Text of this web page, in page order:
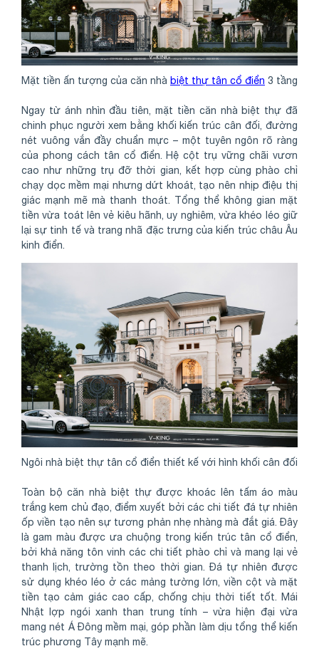
Mặt tiền ấn tượng của căn nhà biệt thự tân cổ điển 3 tầng
Ngay từ ánh nhìn đầu tiên, mặt tiền căn nhà biệt thự đã
chinh phục người xem bằng khối kiến trúc cân đối, đường
nét vuông vắn đầy chuẩn mực – một tuyên ngôn rõ ràng
của phong cách tân cổ điển. Hệ cột trụ vững chãi vươn
cao như những trụ đỡ thời gian, kết hợp cùng phào chỉ
chạy dọc mềm mại nhưng dứt khoát, tạo nên nhịp điệu thị
giác mạnh mẽ mà thanh thoát. Tổng thể không gian mặt
tiền vừa toát lên vẻ kiêu hãnh, uy nghiêm, vừa khéo léo giữ
lại sự tinh tế và trang nhã đặc trưng của kiến trúc châu Âu
kinh điển.
Ngôi nhà biệt thự tân cổ điển thiết kế với hình khối cân đối
Toàn bộ căn nhà biệt thự được khoác lên tấm áo màu
trắng kem chủ đạo, điểm xuyết bởi các chi tiết đá tự nhiên
ốp viền tạo nên sự tương phản nhẹ nhàng mà đắt giá. Đây
là gam màu được ưa chuộng trong kiến trúc tân cổ điển,
bởi khả năng tôn vinh các chi tiết phào chỉ và mang lại vẻ
thanh lịch, trường tồn theo thời gian. Đá tự nhiên được
sử dụng khéo léo ở các mảng tường lớn, viền cột và mặt
tiền tạo cảm giác cao cấp, chống chịu thời tiết tốt. Mái
Nhật lợp ngói xanh than trung tính – vừa hiện đại vừa
mang nét Á Đông mềm mại, góp phần làm dịu tổng thể kiến
trúc phương Tây mạnh mẽ.